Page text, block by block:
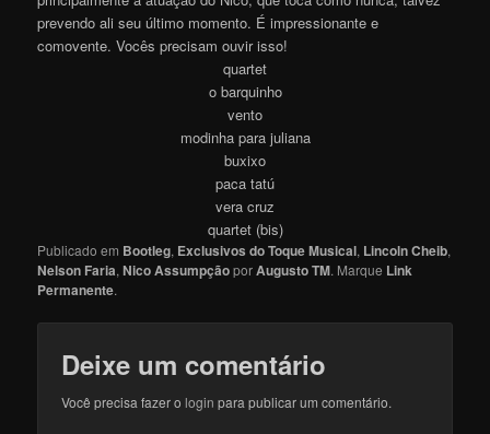
prevendo ali seu último momento. É impressionante e
comovente. Vocês precisam ouvir isso!
quartet
o barquinho
vento
modinha para juliana
buxixo
paca tatú
vera cruz
quartet (bis)
Publicado em Bootleg, Exclusivos do Toque Musical, Lincoln Cheib,
Nelson Faria,Nico AssumpçãoporAugusto TM. Marque Link
Permanente.
Deixe um comentário
Você precisa fazer ologin para publicar um comentário.